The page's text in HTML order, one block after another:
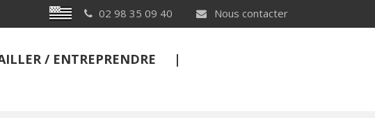
Breton 02 98 35 09 40 Nous contacter
/ ENTREPRENDRE